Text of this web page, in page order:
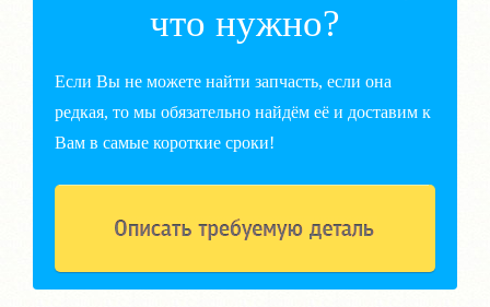
что нужно?
Если Вы не можете найти запчасть, если она
редкая, то мы обязательно найдём её и доставим к
Вам в самые короткие сроки!